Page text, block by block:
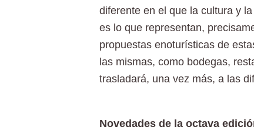
diferente en el que la cultura y
es lo que representan,
propuestas enoturísticas de
las mismas, como bodegas,
trasladará, una vez más, a las
Novedades de la octava